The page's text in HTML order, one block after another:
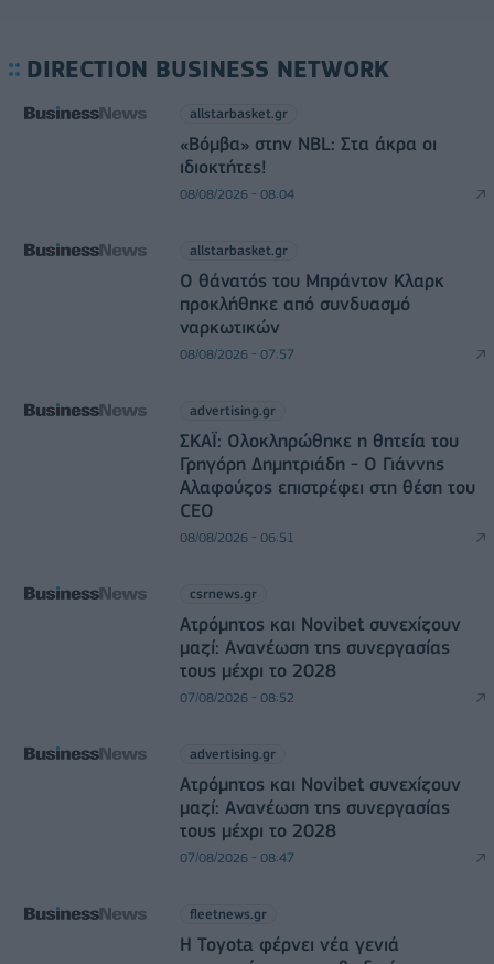
DIRECTION BUSINESS NETWORK
allstarbasket.gr
«Βόμβα» στην NBL: Στα άκρα οι
ιδιοκτήτες!
08/08/2026 - 08:04
allstarbasket.gr
O θάνατός του Μπράντον Κλαρκ
προκλήθηκε από συνδυασμό
ναρκωτικών
08/08/2026 - 07:57
advertising.gr
ΣΚΑΪ: Ολοκληρώθηκε η θητεία του
Γρηγόρη Δημητριάδη - Ο Γιάννης
Αλαφούζος επιστρέφει στη θέση του
CEO
08/08/2026 - 06:51
csrnews.gr
Ατρόμητος και Novibet συνεχίζουν
μαζί: Ανανέωση της συνεργασίας
τους μέχρι το 2028
07/08/2026 - 08:52
advertising.gr
Ατρόμητος και Novibet συνεχίζουν
μαζί: Ανανέωση της συνεργασίας
τους μέχρι το 2028
07/08/2026 - 08:47
fleetnews.gr
Η Toyota φέρνει νέα γενιά